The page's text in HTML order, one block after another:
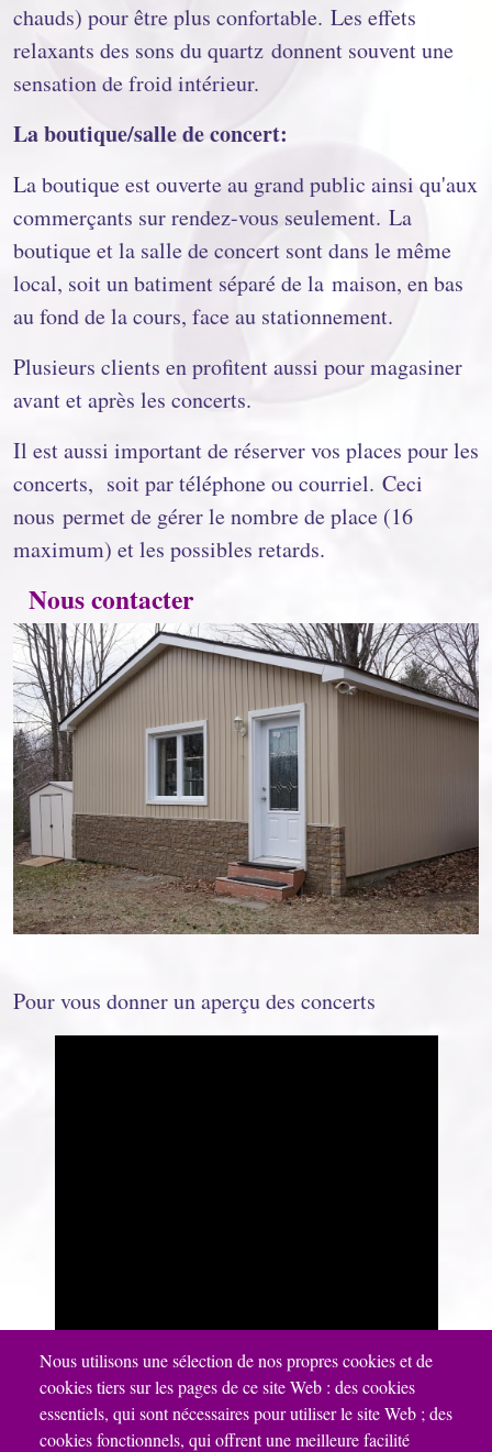
chauds) pour être plus confortable. Les effets
relaxants des sons du quartz donnent souvent une
sensation de froid intérieur.
La boutique/salle de concert:
La boutique est ouverte au grand public ainsi qu'aux
commerçants sur rendez-vous seulement. La
boutique et la salle de concert sont dans le même
local, soit un batiment séparé de la maison, en bas
au fond de la cours, face au stationnement.
Plusieurs clients en profitent aussi pour magasiner
avant et après les concerts.
Il est aussi important de réserver vos places pour les
concerts, soit par téléphone ou courriel. Ceci
nous permet de gérer le nombre de place (16
maximum) et les possibles retards.
Nous contacter
Pour vous donner un aperçu des concerts
Nous utilisons une sélection de nos propres cookies et de
cookies tiers sur les pages de ce site Web : des cookies
essentiels, qui sont nécessaires pour utiliser le site Web ; des
cookies fonctionnels, qui offrent une meilleure facilité